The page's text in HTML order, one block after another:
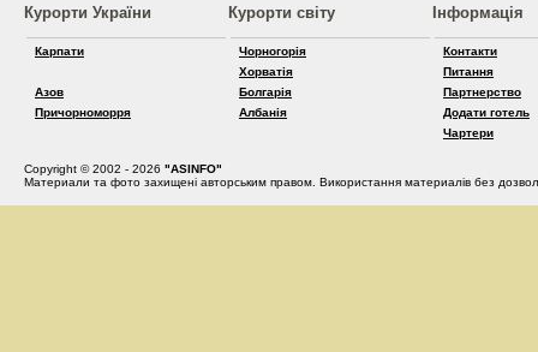
Курорти України
Карпати
Азов
Причорноморря
Курорти світу
Чорногорія
Хорватія
Болгарія
Албанія
Інформація
Контакти
Питання
Партнерство
Додати готель
Чартери
Copyright © 2002 - 2026 "ASINFO"
Материали та фото захищені авторським правом. Використання материалів без